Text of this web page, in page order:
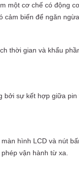
một cơ chế có
biến để ngăn
thời gian và khẩu
sự kết hợp giữa
hình LCD và nút
vận hành từ xa.